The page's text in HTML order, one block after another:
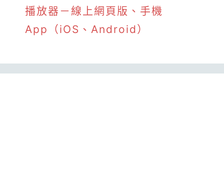
播放器－線上網頁版、手機
App（iOS、Android）